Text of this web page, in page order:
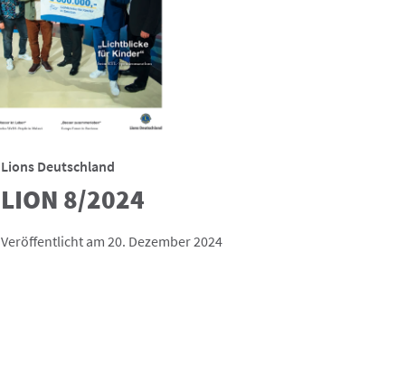
Lions Deutschland
LION 8/2024
Veröffentlicht am 20. Dezember 2024